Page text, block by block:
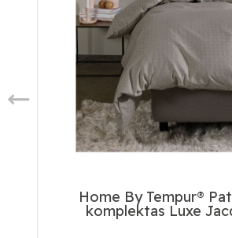
Home By Tempur®
komplektas Luxe